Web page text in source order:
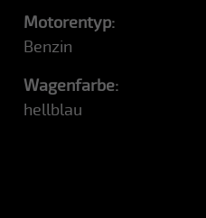
Motorentyp:
Benzin
Wagenfarbe:
hellblau